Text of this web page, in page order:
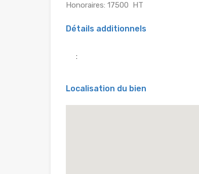
Honoraires: 17500  HT
Détails additionnels
:
Localisation du bien